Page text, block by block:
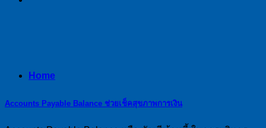
Home
Accounts Payable Balance ช่วยเช็คสุขภาพการเงิน